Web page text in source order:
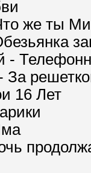
же ты
-
За
16 Лет